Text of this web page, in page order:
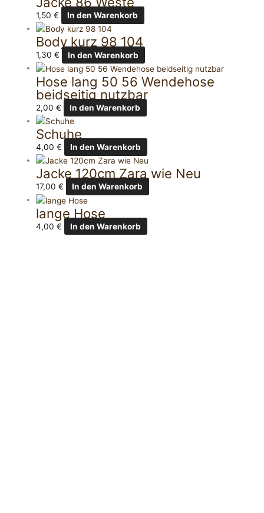
1,50€ In den Warenkorb
Body kurz 98 104
1,30€ In den Warenkorb
Hose lang 50 56 Wendehose
beidseitig nutzbar
2,00€ In den Warenkorb
Schuhe
4,00€ In den Warenkorb
Jacke 120cm Zara wie Neu
17,00€ In den Warenkorb
lange Hose
4,00€ In den Warenkorb